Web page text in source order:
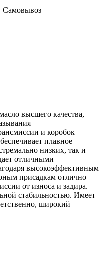
Самовывоз
высшего качества,
и коробок
плавное
низких, так и
отличными
высокоэффективным
присадкам отлично
от износа и задира.
стабильностью. Имеет
широкий